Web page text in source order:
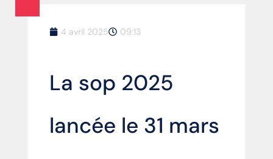
4 avril 2025 09:13
La sop 2025
lancée le 31 mars